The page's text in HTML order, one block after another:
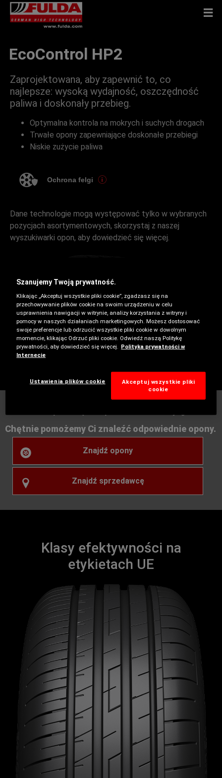
EcoControl HP2
Zaprojektowana, aby zapewnić to, co
najlepsze: wysoką wydajność, oszczędność
paliwa i doskonały przebieg.
Optymalna kontrola na mokrych i suchych drogach
Trwałe opony zapewniające doskonałe przebiegi
Niskie zużycie paliwa
Ochrona felgi
Dane technologie mogą występować tylko w wybranych
pozycjach asortymentowych, skorzystaj z naszej
wyszukiwarki opon, aby dowiedzieć się więcej.
Letnie
Chętnie pomożemy Ci znaleźć odpowiednie opony.
Znajdź opony
Znajdź sprzedawcę
Klasy efektywności na
etykietach UE
Szanujemy Twoją prywatność.
Klikając „Akceptuj wszystkie pliki cookie”, zgadzasz się na
przechowywanie plików cookie na swoim urządzeniu w celu
usprawnienia nawigacji w witrynie, analizy korzystania z witryny i
pomocy w naszych działaniach marketingowych. Możesz dostosować
swoje preferencje lub odrzucić wszystkie pliki cookie w dowolnym
momencie, klikając Odrzuć pliki cookie. Odwiedź naszą Politykę
prywatności, aby dowiedzieć się więcej. Polityka prywatności w
Internecie
Ustawienia plików cookie
Akceptuj wszystkie pliki
cookie